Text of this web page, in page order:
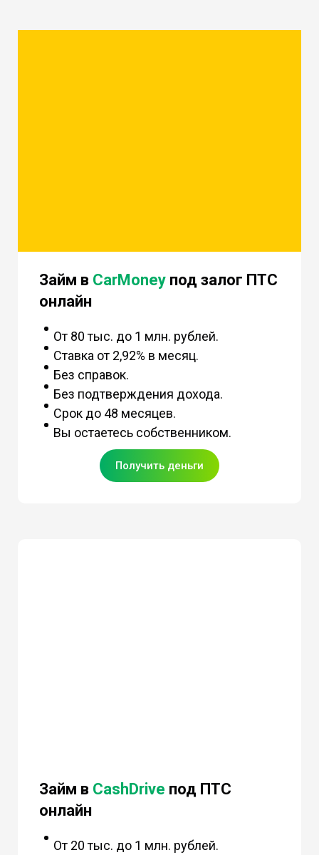
Займ в CarMoney под залог ПТС
онлайн
От 80 тыс. до 1 млн. рублей.
Ставка от 2,92% в месяц.
Без справок.
Без подтверждения дохода.
Срок до 48 месяцев.
Вы остаетесь собственником.
Получить деньги
Займ в CashDrive под ПТС
онлайн
От 20 тыс. до 1 млн. рублей.